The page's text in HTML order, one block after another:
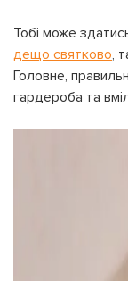
Тобі може
дещо святково,
Головне,
гардероба та